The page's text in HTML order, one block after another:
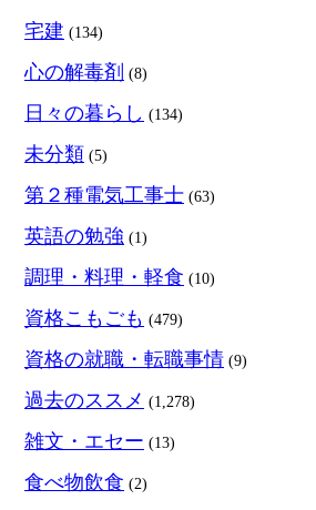
宅建 (134)
心の解毒剤 (8)
日々の暮らし (134)
未分類 (5)
第２種電気工事士 (63)
英語の勉強 (1)
調理・料理・軽食 (10)
資格こもごも (479)
資格の就職・転職事情 (9)
過去のススメ (1,278)
雑文・エセー (13)
食べ物飲食 (2)